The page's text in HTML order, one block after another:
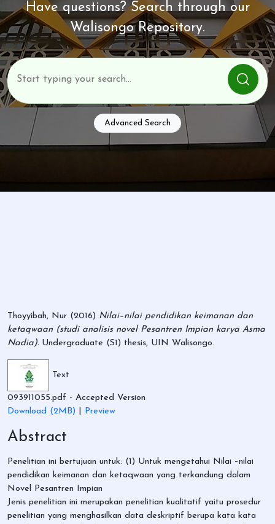
Have questions? Search through our
Walisongo Repository.
Advanced Search
Thoyyibah, Nur (2016) Nilai–nilai pendidikan keimanan dan
ketaqwaan (studi analisis novel Pesantren Impian karya Asma
Nadia). Undergraduate (S1) thesis, UIN Walisongo.
Text
093911055.pdf - Accepted Version
Download (2MB)
Preview
Abstract
Penelitian ini bertujuan untuk: (1) Untuk mengetahui Nilai –nilai
pendidikan keimanan dan ketaqwaan yang terkandung dalam
Novel Pesantren Impian
Jenis penelitian ini merupakan penelitian kualitatif yaitu prosedur
penelitian yang menghasilkan data deskriptif berupa kata kata